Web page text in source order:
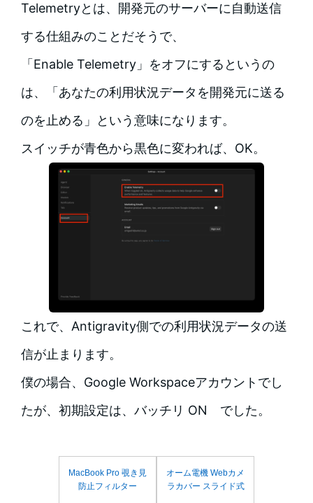
Telemetryとは、開発元のサーバーに自動送信
する仕組みのことだそうで、
「Enable Telemetry」をオフにするというの
は、「あなたの利用状況データを開発元に送る
のを止める」という意味になります。
スイッチが青色から黒色に変われば、OK。
これで、Antigravity側での利用状況データの送
信が止まります。
僕の場合、Google Workspaceアカウントでし
たが、初期設定は、バッチリ ON でした。
MacBook Pro 覗き見
防止フィルター
オーム電機 Webカメ
ラカバー スライド式